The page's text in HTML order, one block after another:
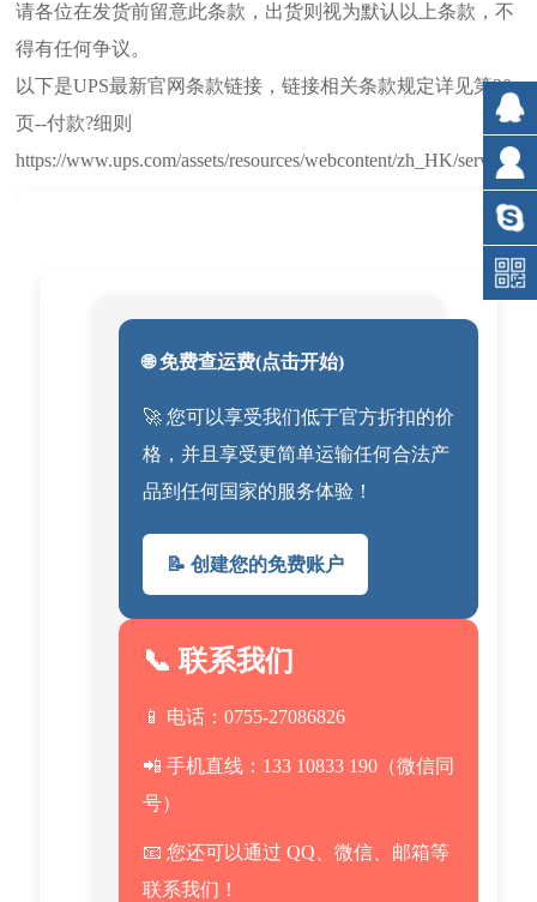
请各位在发货前留意此条款，出货则视为默认以上条款，不
得有任何争议。
以下是UPS最新官网条款链接，链接相关条款规定详见第30
页--付款?细则
https://www.ups.com/assets/resources/webcontent/zh_HK/
🌐 免费查运费(点击开始)
🚀 您可以享受我们低于官方折扣的价
格，并且享受更简单运输任何合法产
品到任何国家的服务体验！
📝 创建您的免费账户
📞 联系我们
📱 电话：0755-27086826
📲 手机直线：133 10833 190（微信同
号）
📧 您还可以通过 QQ、微信、邮箱等
联系我们！